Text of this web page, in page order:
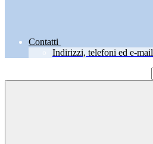
Contatti
Indirizzi, telefoni ed e-mail